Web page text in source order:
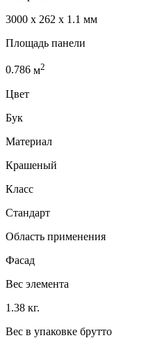
3000 x 262 x 1.1 мм
Площадь панели
0.786 м2
Цвет
Бук
Материал
Крашеный
Класс
Стандарт
Область применения
Фасад
Вес элемента
1.38 кг.
Вес в упаковке брутто